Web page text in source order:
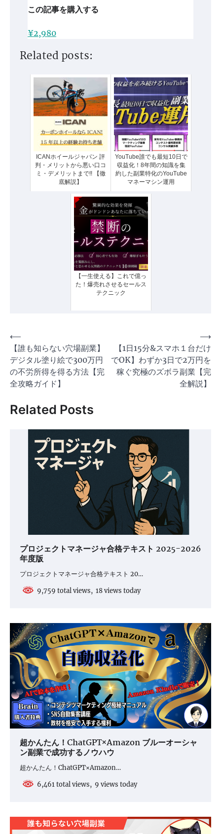
この記事を購入する
¥2,980
Related posts:
ICANホイールジャパン 評
判・メリットから悪い口コ
ミ・デメリットまで!! 【徹
底解説】
YouTube誰でも最短10日で
収益化！8年間の知識を集
約した副業特化のYouTube
マネーマシン運用
【一生使える】これで億っ
た！爆売れさせるセールス
テクニック
投
稿
ナ
ビ
ー
⟵
【誰も知らない穴場副業】
デジタル塗り絵で300万円
の不労所得を得る方法【完
全攻略ガイド】
【1日15分&スマホ１台だけ
でOK】わずか3日で2万円を
稼ぐ究極のズボラ副業【完
全解説】
⟶
Related Posts
プロジェクトマネージャ合格テキスト 2025-2026
年度版
プロジェクトマネージャ合格テキスト 20…
9,759 total views, 18 views today
超かんたん！ChatGPT×Amazon ブルーオーシャ
ン副業で成功するノウハウ
超かんたん！ChatGPT×Amazon…
6,461 total views, 9 views today